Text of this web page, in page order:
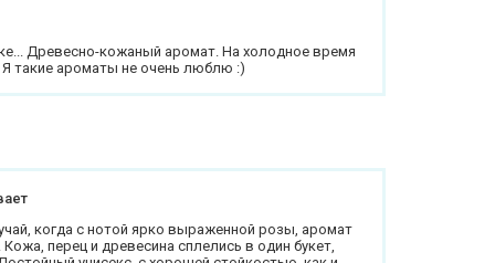
Древесно-кожаный аромат. На холодное время
такие ароматы не очень люблю :)
когда с нотой ярко выраженной розы, аромат
перец и древесина сплелись в один букет,